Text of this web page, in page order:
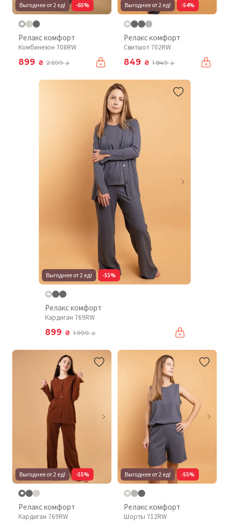
Выгоднее от 2 ед! -65%
Релакс комфорт
Комбинезон 708RW
899 ₴ 2 599₴
Выгоднее от 2 ед! -54%
Релакс комфорт
Свитшот 702RW
849 ₴ 1 849₴
Выгоднее от 2 ед! -55%
Релакс комфорт
Кардиган 769RW
899 ₴ 1 999₴
Выгоднее от 2 ед! -55%
Релакс комфорт
Кардиган 769RW
Выгоднее от 2 ед! -55%
Релакс комфорт
Шорты 712RW